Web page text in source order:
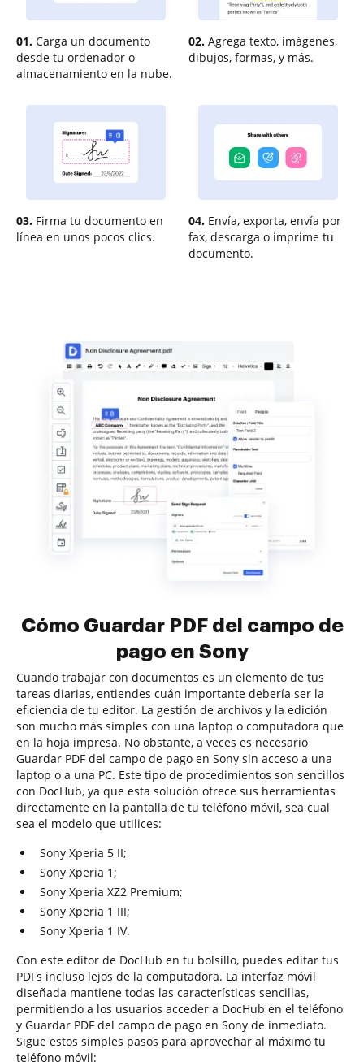
01. Carga un documento
desde tu ordenador o
almacenamiento en la nube.
02. Agrega texto, imágenes,
dibujos, formas, y más.
03. Firma tu documento en
línea en unos pocos clics.
04. Envía, exporta, envía por
fax, descarga o imprime tu
documento.
Cómo Guardar PDF del campo de
pago en Sony
Cuando trabajar con documentos es un elemento de tus
tareas diarias, entiendes cuán importante debería ser la
eficiencia de tu editor. La gestión de archivos y la edición
son mucho más simples con una laptop o computadora que
en la hoja impresa. No obstante, a veces es necesario
Guardar PDF del campo de pago en Sony sin acceso a una
laptop o a una PC. Este tipo de procedimientos son sencillos
con DocHub, ya que esta solución ofrece sus herramientas
directamente en la pantalla de tu teléfono móvil, sea cual
sea el modelo que utilices:
Sony Xperia 5 II;
Sony Xperia 1;
Sony Xperia XZ2 Premium;
Sony Xperia 1 III;
Sony Xperia 1 IV.
Con este editor de DocHub en tu bolsillo, puedes editar tus
PDFs incluso lejos de la computadora. La interfaz móvil
diseñada mantiene todas las características sencillas,
permitiendo a los usuarios acceder a DocHub en el teléfono
y Guardar PDF del campo de pago en Sony de inmediato.
Sigue estos simples pasos para aprovechar al máximo tu
teléfono móvil: